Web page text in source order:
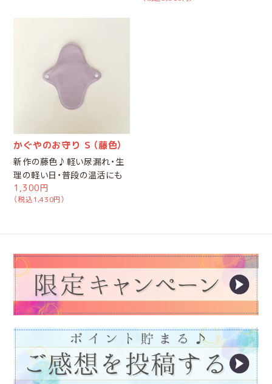
かぐやのお守り Ｓ（藤色）
新作の藤色♪軽い尿漏れ・生
理の軽い日・普段の温活にも
1,300円
（税込1,430円）